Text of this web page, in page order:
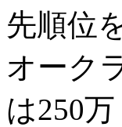
先順位
オーク
は250